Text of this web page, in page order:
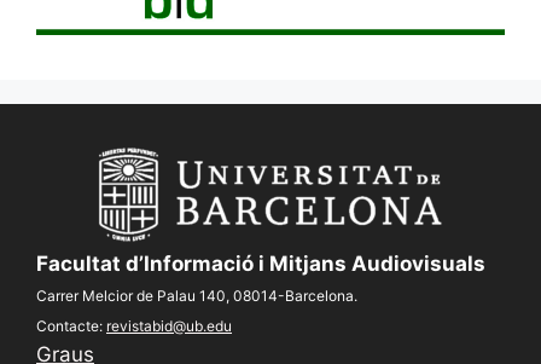
Facultat d’Informació i Mitjans Audiovisuals
Carrer Melcior de Palau 140, 08014-Barcelona.
Contacte: revistabid@ub.edu
Graus